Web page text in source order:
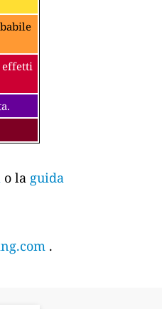
effetti
o la guida
.